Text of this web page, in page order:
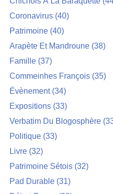
Coronavirus (40)
Patrimoine (40)
Arapète Et Mandroune (38)
Famille (37)
Commeinhes François (35)
Évènement(34)
Expositions (33)
Verbatim Du Blogosphère
Politique (33)
Livre (32)
Patrimoine Sétois (32)
Pad Durable (31)